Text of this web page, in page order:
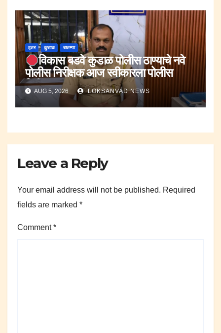
इतर कुडाळ बातम्या
विकास बडवे कुडाळ पोलीस ठाण्याचे नवे
पोलीस निरीक्षक आज स्वीकारला पोलीस
निरीक्षक पदाचा पदभार..
AUG 5, 2026 LOKSANVAD NEWS
Leave a Reply
Your email address will not be published. Required
fields are marked *
Comment*